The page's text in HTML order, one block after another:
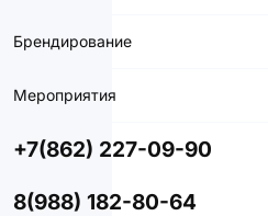
Брендирование
Мероприятия
+7(862) 227-09-90
8(988) 182-80-64